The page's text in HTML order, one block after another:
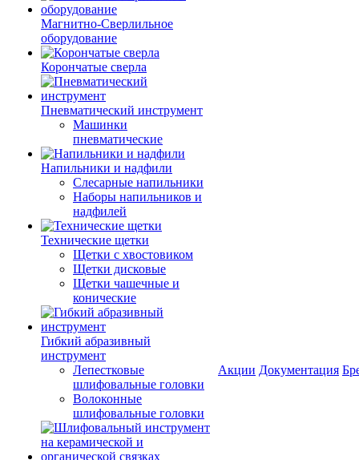
Магнитно-Сверлильное
оборудование
Корончатые сверла
Пневматический инструмент
Машинки
пневматические
Напильники и надфили
Слесарные напильники
Наборы напильников и
надфилей
Технические щетки
Щетки с хвостовиком
Щетки дисковые
Щетки чашечные и
конические
Гибкий абразивный
инструмент
Лепестковые
шлифовальные головки
Волоконные
шлифовальные головки
Акции Документация